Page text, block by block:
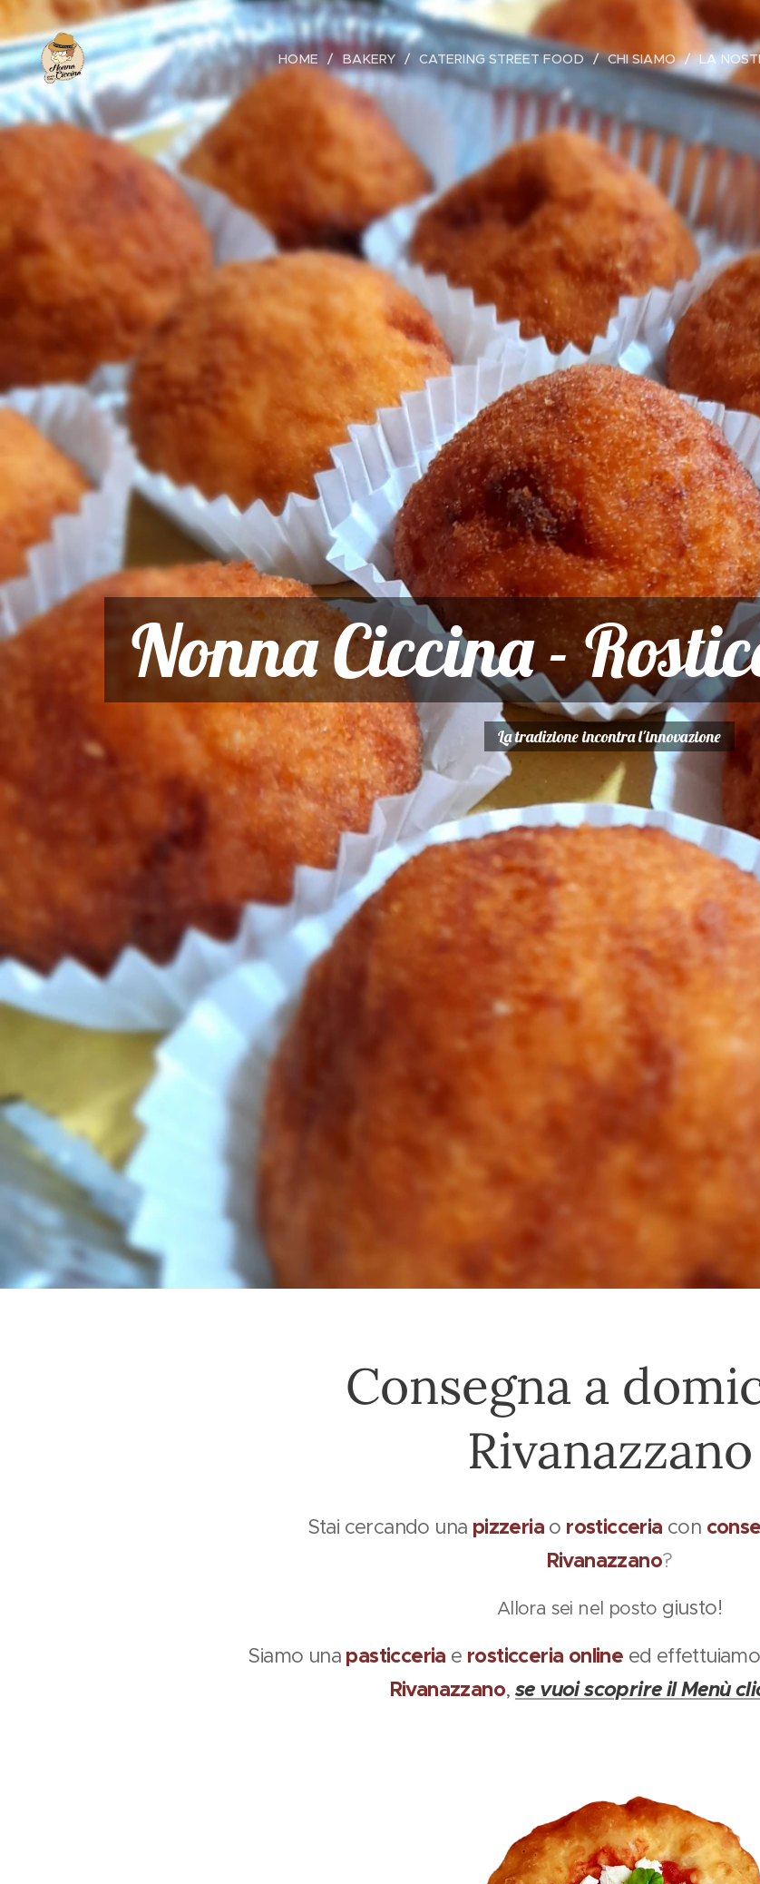
HOME BAKERY CATERING STREET FOOD CHI SIAMO LA
Nonna Ciccina -
La tradizione incontra l'innovazione
Consegna a
Rivanazzano
Stai cercando una pizzeriao rosticceria con
Rivanazzano?
Allora sei nel posto giusto!
Siamo una pasticceria e rosticceria online ed effettuiamo
Rivanazzano, se vuoi scoprire il Menù